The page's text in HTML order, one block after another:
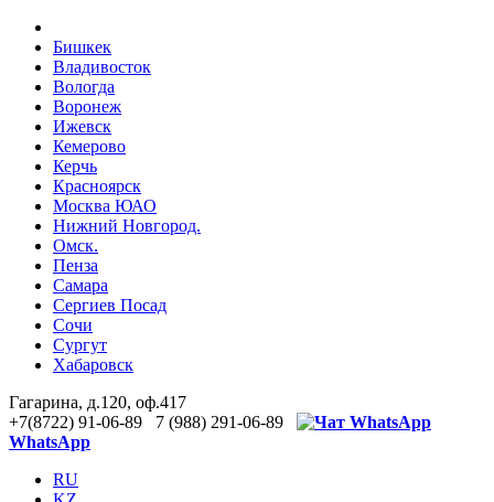
Бишкек
Владивосток
Вологда
Воронеж
Ижевск
Кемерово
Керчь
Красноярск
Москва ЮАО
Нижний Новгород.
Омск.
Пенза
Самара
Сергиев Посад
Сочи
Сургут
Хабаровск
Гагарина, д.120, оф.417
+7(8722) 91-06-89 7 (988) 291-06-89
WhatsApp
RU